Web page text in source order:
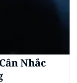
Nhắc